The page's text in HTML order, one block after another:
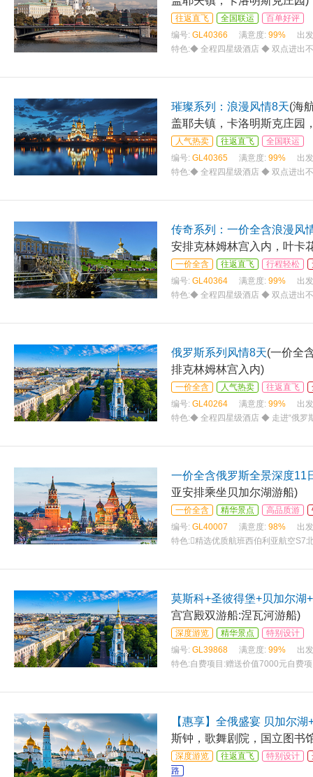
往返直飞 全国联运
百单好评
编号: GL40366 满意度: 99%
出
特色:◆ 全程四星级酒店 ◆ 双点进出
璀璨系列：浪漫风情8天(海
盖耶夫镇，卡洛明斯克庄园
人气热卖 往返直飞
全国联运
编号: GL40365 满意度: 99%
出
特色:◆ 全程四星级酒店 ◆ 双点进出
传奇系列：一价全含浪漫风
安排克林姆林宫入内，叶卡
一价全含 往返直飞 行程轻松
编号: GL40364 满意度: 99%
出
特色:◆ 全程四星级酒店 ◆ 双点进出
俄罗斯系列风情8天(一价全
排克林姆林宫入内)
一价全含 人气热卖 往返直飞
编号: GL40264 满意度: 99%
出
特色:◆ 全程四星级酒店 ◆ 走进“俄罗
一价全含俄罗斯全景深度11
亚安排乘坐贝加尔湖游船)
一价全含 精华景点 高品质游
编号: GL40007 满意度: 98%
出
特色: 精选优质航班西伯利亚航空S7
莫斯科+圣彼得堡+贝加尔湖
宫宫殿双游船:涅瓦河游船)
深度游览 精华景点
特别设计
编号: GL39868 满意度: 99%
出
特色:自费项目:赠送价值7000元自费
【惠享】全俄盛宴 贝加尔
斯钟，歌舞剧院，国立图书
深度游览 往返直飞 特别设计
路